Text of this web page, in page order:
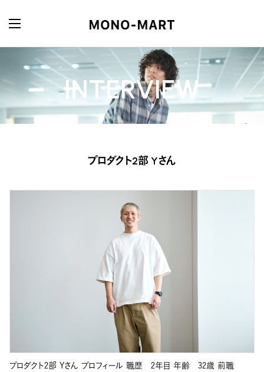
INTERVIEW
プロダクト2部 Yさん
プロダクト2部 Yさん プロフィール 職歴 2年目 年齢 32歳 前職